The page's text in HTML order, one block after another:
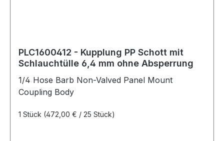
PLC1600412 - Kupplung PP Schott mit
Schlauchtülle 6,4 mm ohne Absperrung
1/4 Hose Barb Non-Valved Panel Mount
Coupling Body
1 Stück (472,00 € / 25 Stück)